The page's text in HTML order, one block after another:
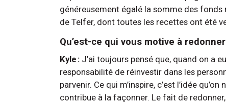
généreusement égalé la somme des fonds
de Telfer, dont toutes les recettes ont été
Qu’est-ce qui vous motive à
Kyle : J’ai toujours pensé que, quand on a
responsabilité de réinvestir dans les
parvenir. Ce qui m’inspire, c’est l’idée
contribue à la façonner. Le fait de